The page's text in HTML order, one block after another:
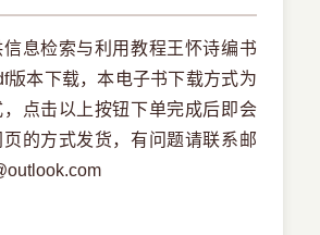
息检索与利用教程王怀诗编书
版本下载，本电子书下载方式为
点击以上按钮下单完成后即会
的方式发货，有问题请联系邮